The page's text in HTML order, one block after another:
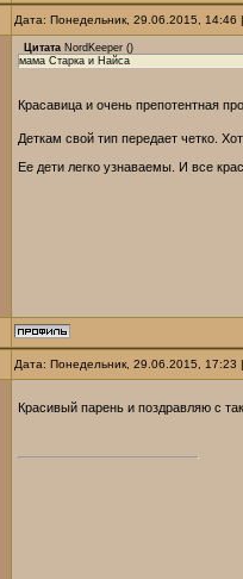
Дата: Понедельник, 29.06.2015,
Цитата NordKeeper ()
мама Старка и Найса
Красавица и очень препотентная
Деткам свой тип передает четко.
Ее дети легко узнаваемы. И все
Дата: Понедельник, 29.06.2015,
Красивый парень и поздравляю с